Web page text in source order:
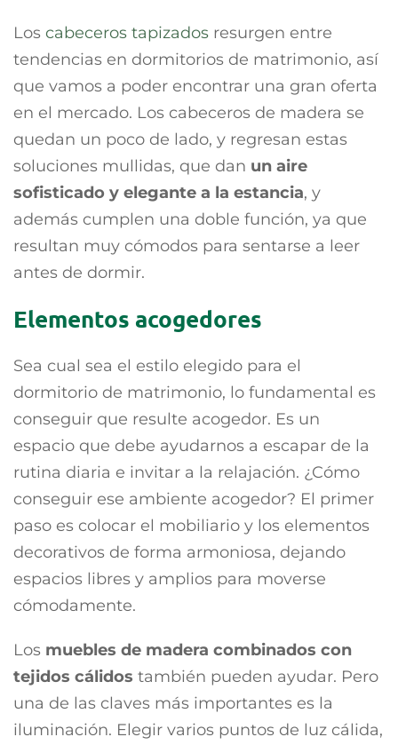
Los cabeceros tapizados resurgen entre
tendencias en dormitorios de matrimonio, así
que vamos a poder encontrar una gran oferta
en el mercado. Los cabeceros de madera se
quedan un poco de lado, y regresan estas
soluciones mullidas, que dan un aire
sofisticado y elegante a la estancia, y
además cumplen una doble función, ya que
resultan muy cómodos para sentarse a leer
antes de dormir.
Elementos acogedores
Sea cual sea el estilo elegido para el
dormitorio de matrimonio, lo fundamental es
conseguir que resulte acogedor. Es un
espacio que debe ayudarnos a escapar de la
rutina diaria e invitar a la relajación. ¿Cómo
conseguir ese ambiente acogedor? El primer
paso es colocar el mobiliario y los elementos
decorativos de forma armoniosa, dejando
espacios libres y amplios para moverse
cómodamente.
Los muebles de madera combinados con
tejidos cálidos también pueden ayudar. Pero
una de las claves más importantes es la
iluminación. Elegir varios puntos de luz cálida,